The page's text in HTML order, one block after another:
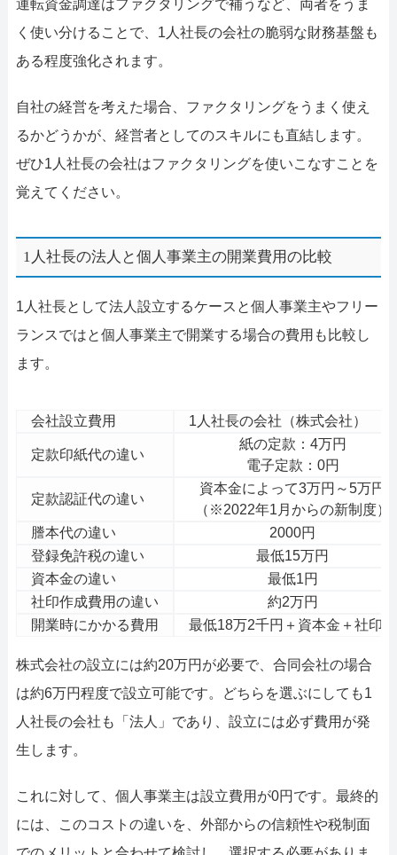
運転資金調達はファクタリングで補うなど、両者をうま
く使い分けることで、1人社長の会社の脆弱な財務基盤も
ある程度強化されます。
自社の経営を考えた場合、ファクタリングをうまく使え
るかどうかが、経営者としてのスキルにも直結します。
ぜひ1人社長の会社はファクタリングを使いこなすことを
覚えてください。
1人社長の法人と個人事業主の開業費用の比較
1人社長として法人設立するケースと個人事業主やフリー
ランスではと個人事業主で開業する場合の費用も比較し
ます。
会社設立費用 1人社長の会社（株式会社）
定款印紙代の違い
紙の定款：4万円
電子定款：0円
定款認証代の違い
資本金によって3万円～5万円
（※2022年1月からの新制度）
謄本代の違い
2000円
登録免許税の違い
最低15万円
資本金の違い
最低1円
社印作成費用の違い
約2万円
開業時にかかる費用
最低18万2千円＋資本金＋社印代
株式会社の設立には約20万円が必要で、合同会社の場合
は約6万円程度で設立可能です。どちらを選ぶにしても1
人社長の会社も「法人」であり、設立には必ず費用が発
生します。
これに対して、個人事業主は設立費用が0円です。最終的
には、このコストの違いを、外部からの信頼性や税制面